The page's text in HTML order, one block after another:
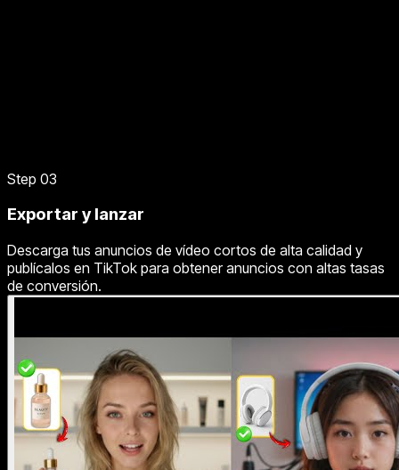
Step 03
Exportar y lanzar
Descarga tus anuncios de vídeo cortos de alta calidad y
publícalos en TikTok para obtener anuncios con altas tasas
de conversión.